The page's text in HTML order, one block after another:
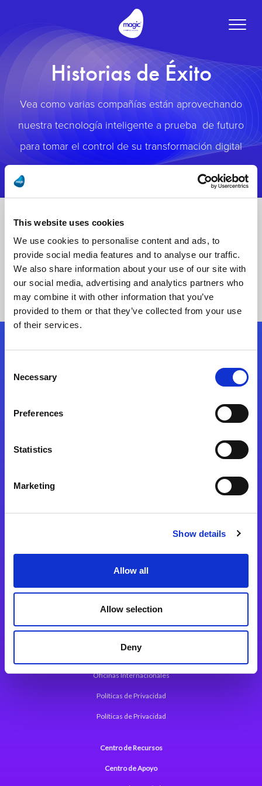
This website uses cookies
We use cookies to personalise content and ads, to
provide social media features and to analyse our traffic.
We also share information about your use of our site with
our social media, advertising and analytics partners who
may combine it with other information that you’ve
provided to them or that they’ve collected from your use
of their services.
Selection
Necessary
Preferences
Statistics
Marketing
Show details
Allow all
Allow selection
Deny
Toggle
Historias de Éxito
Vea como varias compañías están aprovechando
nuestra tecnología inteligente a prueba de futuro
para tomar el control de su transformación digital
Síganos
Magic xpi Plataforma de Integración
Comunicados de Prensa (Inglés)
Acerca de Magic
Oficinas Internacionales
Políticas de Privacidad
Políticas de Privacidad
Centro de Recursos
Centro de Apoyo